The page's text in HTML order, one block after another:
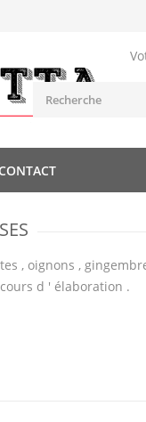
CONTACT
, oignons ,
d ' élaboration .